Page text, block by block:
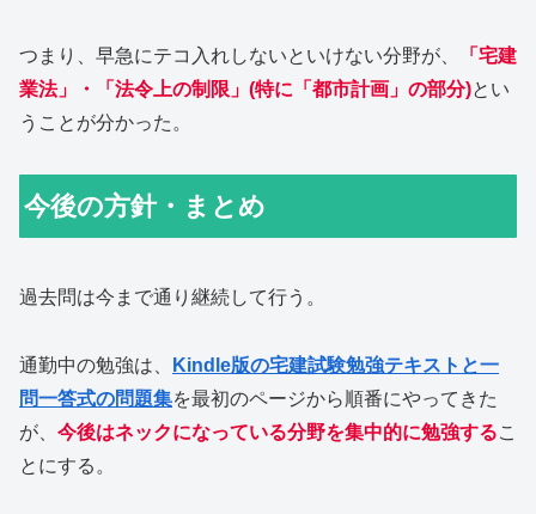
つまり、早急にテコ入れしないといけない分野が、
「宅建
業法」・「法令上の制限」(特に「都市計画」の部分)とい
うことが分かった。
今後の方針・まとめ
過去問は今まで通り継続して行う。
通勤中の勉強は、
Kindle版の宅建試験勉強テキストと一
問一答式の問題集を最初のページから順番にやってきた
が、 今後はネックになっている分野を集中的に勉強するこ
とにする。